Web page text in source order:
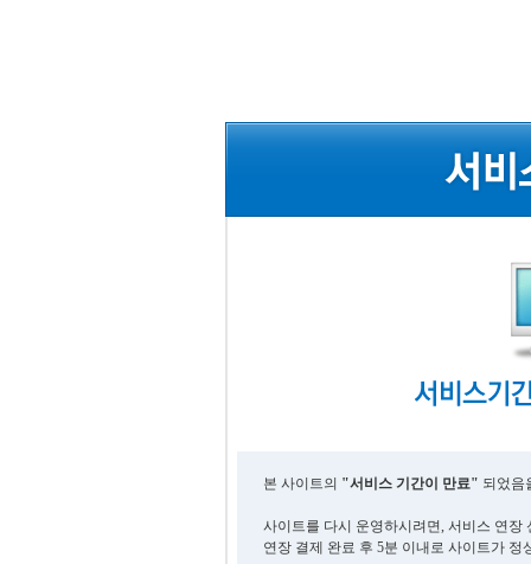
본 사이트의 "서비스 기간이 만료" 되었음
사이트를 다시 운영하시려면, 서비스 연장
연장 결제 완료 후 5분 이내로 사이트가 정